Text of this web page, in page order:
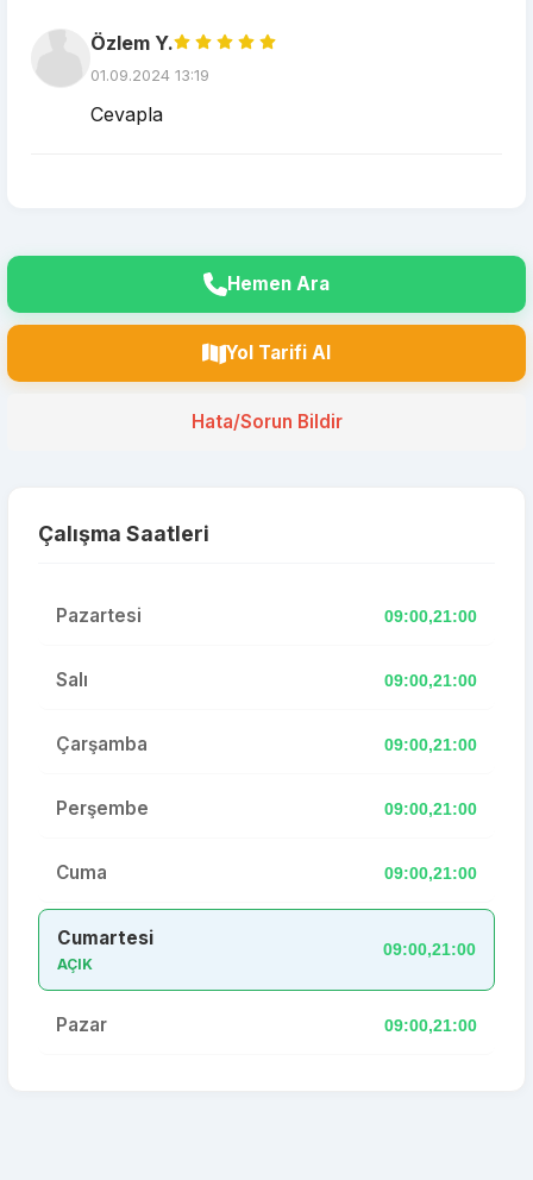
Özlem Y.
01.09.2024 13:19
Cevapla
Hemen Ara
Yol Tarifi Al
Hata/Sorun Bildir
Çalışma Saatleri
Pazartesi 09:00,21:00
Salı 09:00,21:00
Çarşamba 09:00,21:00
Perşembe 09:00,21:00
Cuma 09:00,21:00
Cumartesi
AÇIK
09:00,21:00
Pazar 09:00,21:00